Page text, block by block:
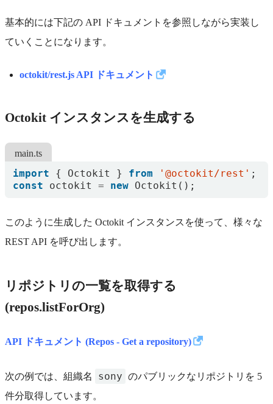
基本的には下記の API ドキュメントを参照しながら実装し
ていくことになります。
octokit/rest.js API ドキュメント
Octokit インスタンスを生成する
main.ts
import { Octokit } from '@octokit/rest' ;
const
octokit = new Octokit ();
このように生成した Octokit インスタンスを使って、様々な
REST API を呼び出します。
リポジトリの一覧を取得する
(repos.listForOrg)
API ドキュメント (Repos - Get a repository)
次の例では、組織名 sony のパブリックなリポジトリを 5
件分取得しています。